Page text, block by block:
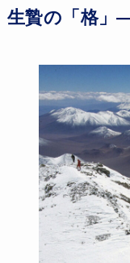
生贄の「格」